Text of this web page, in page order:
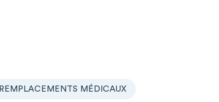
REMPLACEMENTS MÉDICAUX